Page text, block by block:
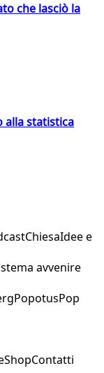
che lasciò la
alla statistica
ChiesaIdee e
avvenire
PopotusPop
ShopContatti